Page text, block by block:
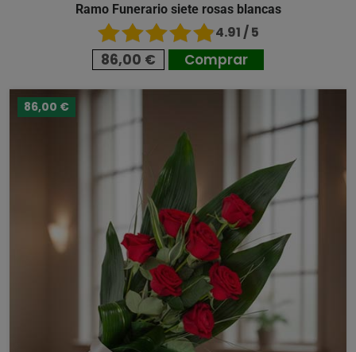
Ramo Funerario siete rosas blancas
4.91 / 5
86,00 € Comprar
86,00 €